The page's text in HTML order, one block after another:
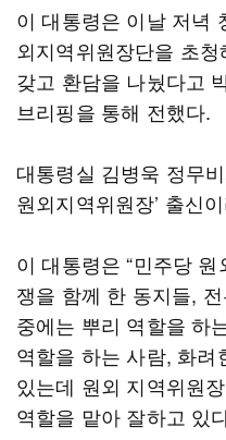
이 대통령은 이날 저녁
외지역위원장단을 초
갖고 환담을 나눴다고
브리핑을 통해 전했다.
대통령실 김병욱 정무
원외지역위원장’ 출신
이 대통령은 “민주당
쟁을 함께 한 동지들,
중에는 뿌리 역할을 하
역할을 하는 사람, 화려
있는데 원외 지역위원
역할을 맡아 잘하고 있